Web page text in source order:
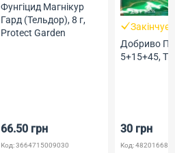
Фунгіцид Магнікур
Гард (Тельдор), 8 г,
Protect Garden
66.50 грн
Код: 3664715009030
Добриво
5+15+45,
30 грн
Код: